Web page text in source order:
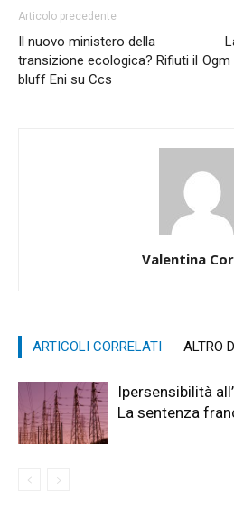
Articolo precedente
Il nuovo ministero della
transizione ecologica? Rifiuti il
bluff Eni su Ccs
Ogm
Valentina
ARTICOLI CORRELATI ALTRO
Ipersensibilità
La sentenza